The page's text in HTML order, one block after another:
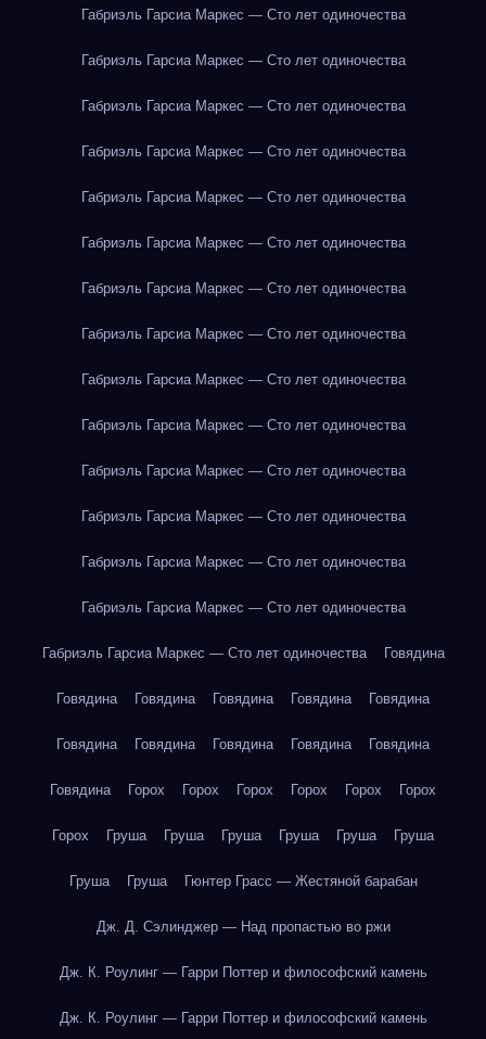
Габриэль Гарсиа Маркес — Сто лет одиночества
Габриэль Гарсиа Маркес — Сто лет одиночества
Габриэль Гарсиа Маркес — Сто лет одиночества
Габриэль Гарсиа Маркес — Сто лет одиночества
Габриэль Гарсиа Маркес — Сто лет одиночества
Габриэль Гарсиа Маркес — Сто лет одиночества
Габриэль Гарсиа Маркес — Сто лет одиночества
Габриэль Гарсиа Маркес — Сто лет одиночества
Габриэль Гарсиа Маркес — Сто лет одиночества
Габриэль Гарсиа Маркес — Сто лет одиночества
Габриэль Гарсиа Маркес — Сто лет одиночества
Габриэль Гарсиа Маркес — Сто лет одиночества
Габриэль Гарсиа Маркес — Сто лет одиночества
Габриэль Гарсиа Маркес — Сто лет одиночества
Габриэль Гарсиа Маркес — Сто лет одиночества Говядина
Говядина Говядина Говядина Говядина Говядина
Говядина Говядина Говядина Говядина Говядина
Говядина Горох Горох Горох Горох Горох Горох
Горох Груша Груша Груша Груша Груша Груша
Груша Груша Гюнтер Грасс — Жестяной барабан
Дж. Д. Сэлинджер — Над пропастью во ржи
Дж. К. Роулинг — Гарри Поттер и философский камень
Дж. К. Роулинг — Гарри Поттер и философский камень